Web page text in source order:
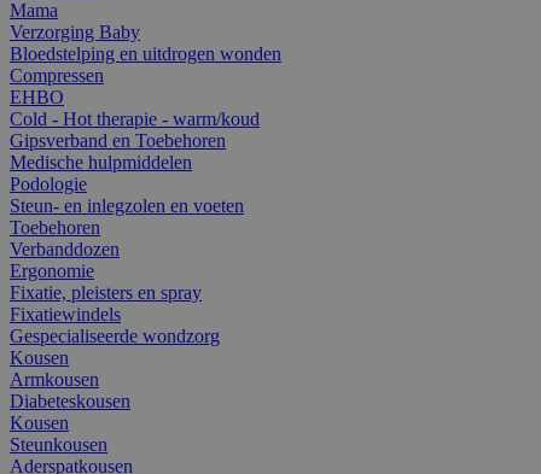
Mama
Verzorging Baby
Bloedstelping en uitdrogen wonden
Compressen
EHBO
Cold - Hot therapie - warm/koud
Gipsverband en Toebehoren
Medische hulpmiddelen
Podologie
Steun- en inlegzolen en voeten
Toebehoren
Verbanddozen
Ergonomie
Fixatie, pleisters en spray
Fixatiewindels
Gespecialiseerde wondzorg
Kousen
Armkousen
Diabeteskousen
Kousen
Steunkousen
Aderspatkousen